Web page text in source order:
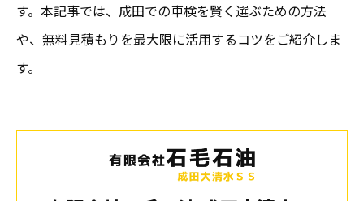
す。本記事では、成田での車検を賢く選ぶための方法
や、無料見積もりを最大限に活用するコツをご紹介しま
す。